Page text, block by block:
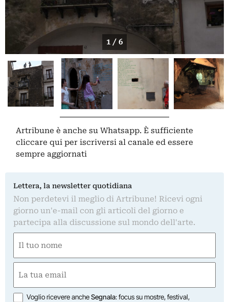
1 / 6
Artribune è anche su Whatsapp. È sufficiente
cliccare qui per iscriversi al canale ed essere
sempre aggiornati
Lettera, la newsletter quotidiana
Non perdetevi il meglio di Artribune! Ricevi ogni
giorno un'e-mail con gli articoli del giorno e
partecipa alla discussione sul mondo dell'arte.
(Obbligatorio)
Nome
(Obbligatorio)
Opzioni
Voglio ricevere ancheSegnala: focus su mostre, festival,